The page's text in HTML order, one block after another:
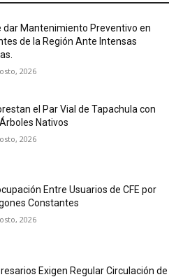
dar Mantenimiento Preventivo en
de la Región Ante Intensas
2026
el Par Vial de Tapachula con
Nativos
2026
Entre Usuarios de CFE por
Constantes
2026
Exigen Regular Circulación de